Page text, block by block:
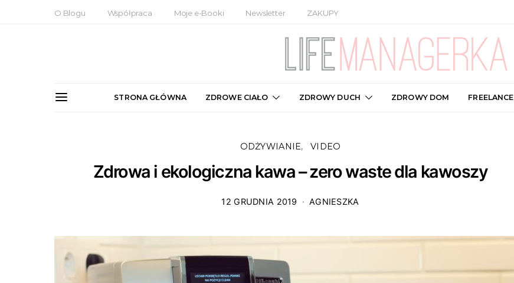
O Blogu Współpraca Moje e-Booki Newsletter ZAKUPY
STRONA GŁÓWNA ZDROWE CIAŁO ZDROWY DUCH ZDROWY DOM FREELANCE
ODŻYWIANIE VIDEO
Zdrowa i ekologiczna kawa – zero waste dla kawoszy
12 GRUDNIA 2019 AGNIESZKA